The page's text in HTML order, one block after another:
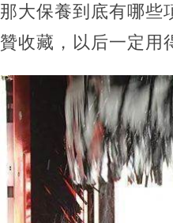
那大保養到底有哪些
贊收藏，以后一定用